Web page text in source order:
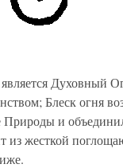
Духовный
Блеск огня
Природы и
из жесткой